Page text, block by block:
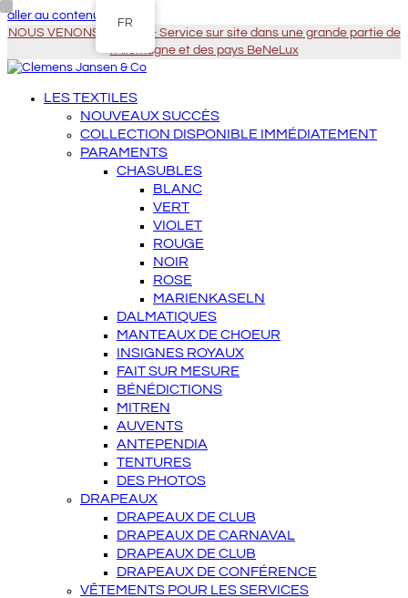
aller au contenu principal
NOUS VENONS À VOUS - Service sur site dans une grande partie de
l'Allemagne et des pays BeNeLux
LES TEXTILES
NOUVEAUX SUCCÈS
COLLECTION DISPONIBLE IMMÉDIATEMENT
PARAMENTS
CHASUBLES
BLANC
VERT
VIOLET
ROUGE
NOIR
ROSE
MARIENKASELN
DALMATIQUES
MANTEAUX DE CHOEUR
INSIGNES ROYAUX
FAIT SUR MESURE
BÉNÉDICTIONS
MITREN
AUVENTS
ANTEPENDIA
TENTURES
DES PHOTOS
DRAPEAUX
DRAPEAUX DE CLUB
DRAPEAUX DE CARNAVAL
DRAPEAUX DE CLUB
DRAPEAUX DE CONFÉRENCE
VÊTEMENTS POUR LES SERVICES
FR